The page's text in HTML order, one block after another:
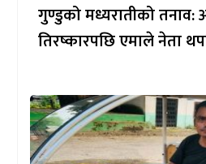
गुण्डुको मध्यरातीको तनाव:
तिरष्कारपछि एमाले नेता